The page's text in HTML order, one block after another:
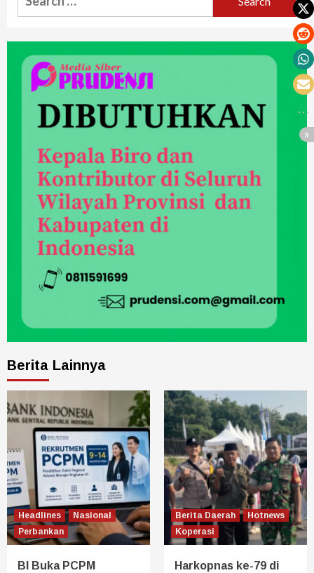
Berita Lainnya
Headlines
Nasional
Perbankan
BI Buka PCPM
Berita Daerah
Hotnews
Koperasi
Harkopnas ke-79 di